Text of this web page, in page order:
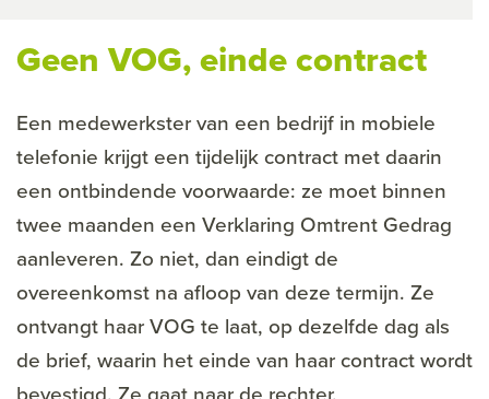
Geen VOG, einde contract
Een medewerkster van een bedrijf in mobiele
telefonie krijgt een tijdelijk contract met daarin
een ontbindende voorwaarde: ze moet binnen
twee maanden een Verklaring Omtrent Gedrag
aanleveren. Zo niet, dan eindigt de
overeenkomst na afloop van deze termijn. Ze
ontvangt haar VOG te laat, op dezelfde dag als
de brief, waarin het einde van haar contract wordt